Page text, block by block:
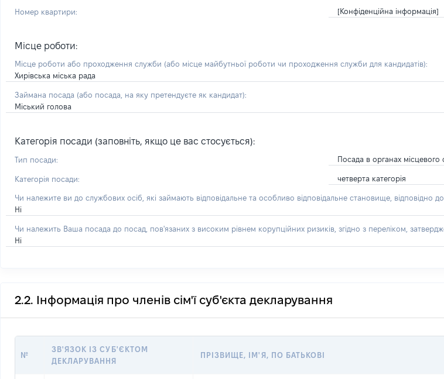
Номер квартири: [Конфіденційна інформація]
Місце роботи:
Місце роботи або проходження служби (або місце майбутньої роботи чи проходження служби для кандидатів):
Хирівська міська рада
Займана посада (або посада, на яку претендуєте як кандидат):
Міський голова
Категорія посади (заповніть, якщо це вас стосується):
Тип посади: Посада в органах
Категорія посади: четверта категорія
Чи належите ви до службових осіб, які займають відповідальне та особливо відповідальне становище, відповідно
Ні
Чи належить Ваша посада до посад, пов'язаних з високим рівнем корупційних ризиків, згідно з переліком,
Ні
2.2. Інформація про членів сім'ї суб'єкта декларування
№
ЗВ'ЯЗОК ІЗ СУБ'ЄКТОМ
ДЕКЛАРУВАННЯ
ПРІЗВИЩЕ, ІМ'Я, ПО БАТЬКОВІ